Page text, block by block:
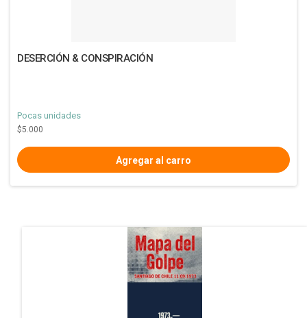
DESERCIÓN & CONSPIRACIÓN
Pocas unidades
$5.000